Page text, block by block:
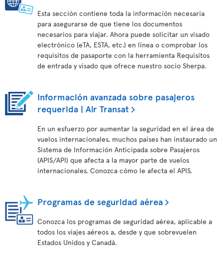
Esta sección contiene toda la información necesaria
para asegurarse de que tiene los documentos
necesarios para viajar. Ahora puede solicitar un visado
electrónico (eTA, ESTA, etc.) en línea o comprobar los
requisitos de pasaporte con la herramienta Requisitos
de entrada y visado que ofrece nuestro socio Sherpa.
Información avanzada sobre pasajeros
requerida | Air Transat
En un esfuerzo por aumentar la seguridad en el área de
vuelos internacionales, muchos países han instaurado un
Sistema de Información Anticipada sobre Pasajeros
(APIS/API) que afecta a la mayor parte de vuelos
internacionales. Conozca cómo le afecta el APIS.
Programas de seguridad aérea
Conozca los programas de seguridad aérea, aplicable a
todos los viajes aéreos a, desde y que sobrevuelen
Estados Unidos y Canadá.